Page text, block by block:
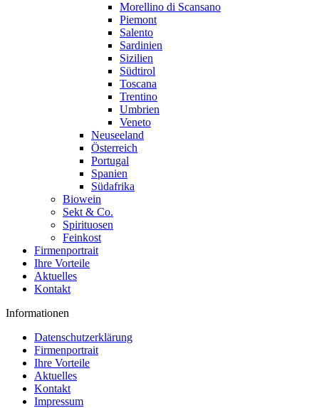
Morellino di Scansano
Piemont
Salento
Sardinien
Sizilien
Südtirol
Toscana
Trentino
Umbrien
Veneto
Neuseeland
Österreich
Portugal
Spanien
Südafrika
Biowein
Sekt & Co.
Spirituosen
Feinkost
Firmenportrait
Ihre Vorteile
Aktuelles
Kontakt
Informationen
Datenschutzerklärung
Firmenportrait
Ihre Vorteile
Aktuelles
Kontakt
Impressum